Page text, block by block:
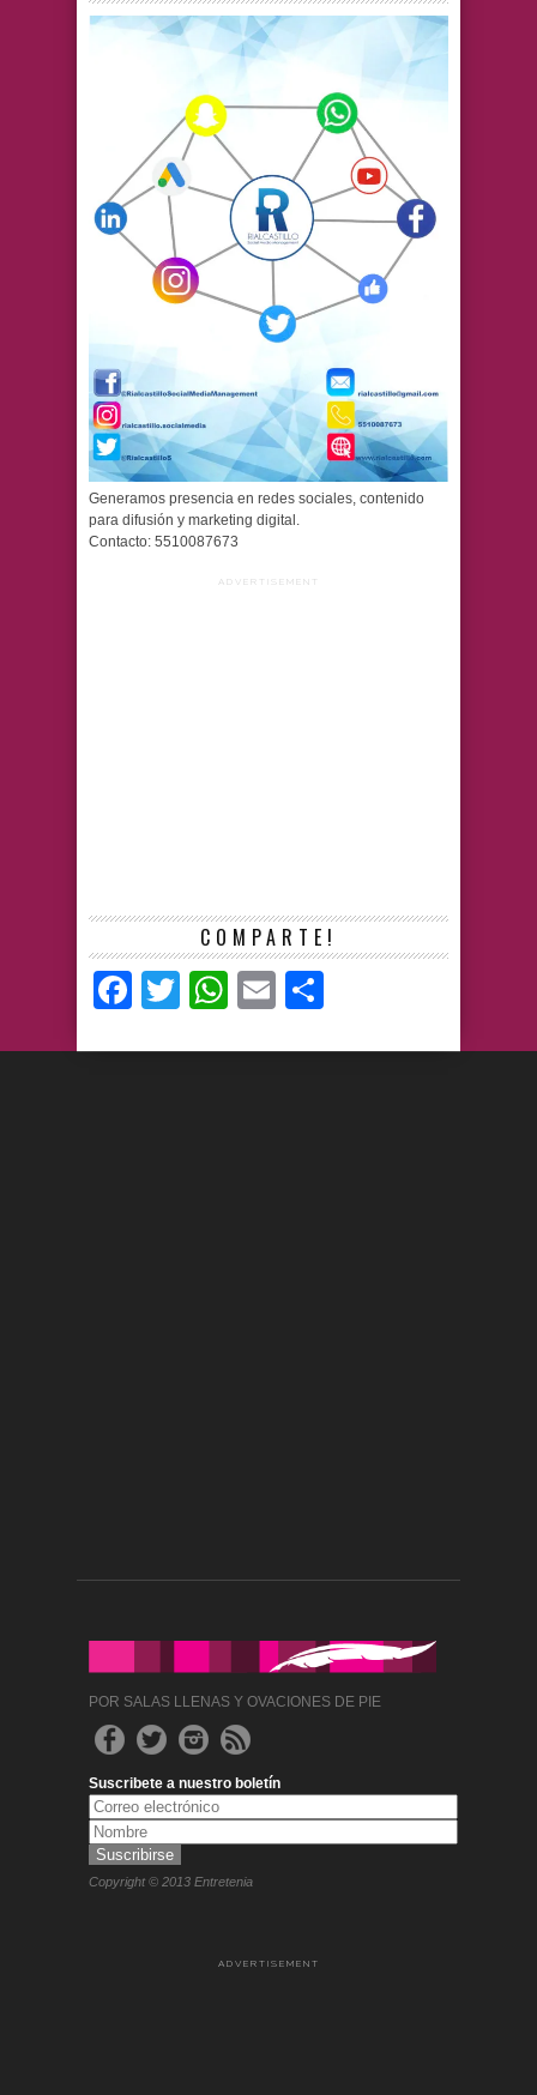
Generamos presencia en redes sociales, contenido
para difusión y marketing digital.
Contacto: 5510087673
ADVERTISEMENT
COMPARTE!
Facebook
TwitterWhatsApp
Email
POR SALAS LLENAS Y OVACIONES DE PIE
Suscribete a nuestro boletín
Copyright © 2013 Entretenia
ADVERTISEMENT